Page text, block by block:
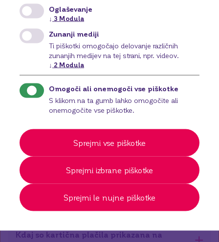
predloge?
Kje so podrobni podatki o mojem
transakcijskem računu (TRR)?
Kako je prikazan odobren limit v spletni in
Več vprašanj in odgovorov
Plačila
Kaj označujeta datum valute in datum
knjiženja?
Kako je izračunano razpoložljivo stanje na
računu?
Kdaj so kartična plačila prikazana na
Oglaševanje
↓ 3 Modula
Zunanji mediji
Ti piškotki omogočajo delovanje različnih
zunanjih medijev na tej strani, npr. videov.
↓ 2 Modula
Omogoči ali onemogoči vse piškotke
S klikom na ta gumb lahko omogočite ali
onemogočite vse piškotke.
Sprejmi le nujne piškotke
Sprejmi izbrane piškotke
Sprejmi vse piškotke